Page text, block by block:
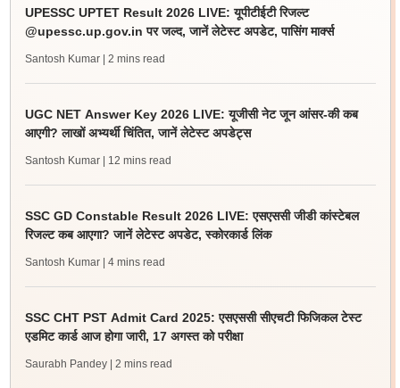
UPESSC UPTET Result 2026 LIVE: यूपीटीईटी रिजल्ट
@upessc.up.gov.in पर जल्द, जानें लेटेस्ट अपडेट, पासिंग मार्क्स
Santosh Kumar | 2 mins read
UGC NET Answer Key 2026 LIVE: यूजीसी नेट जून आंसर-की कब
आएगी? लाखों अभ्यर्थी चिंतित, जानें लेटेस्ट अपडेट्स
Santosh Kumar | 12 mins read
SSC GD Constable Result 2026 LIVE: एसएससी जीडी कांस्टेबल
रिजल्ट कब आएगा? जानें लेटेस्ट अपडेट, स्कोरकार्ड लिंक
Santosh Kumar | 4 mins read
SSC CHT PST Admit Card 2025: एसएससी सीएचटी फिजिकल टेस्ट
एडमिट कार्ड आज होगा जारी, 17 अगस्त को परीक्षा
Saurabh Pandey | 2 mins read